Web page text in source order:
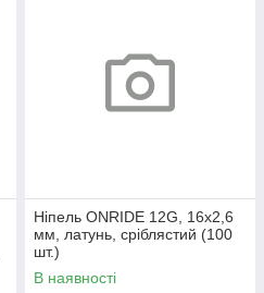
Ніпель ONRIDE 12G, 16x2,6
мм, латунь, сріблястий (100
шт.)
В наявності